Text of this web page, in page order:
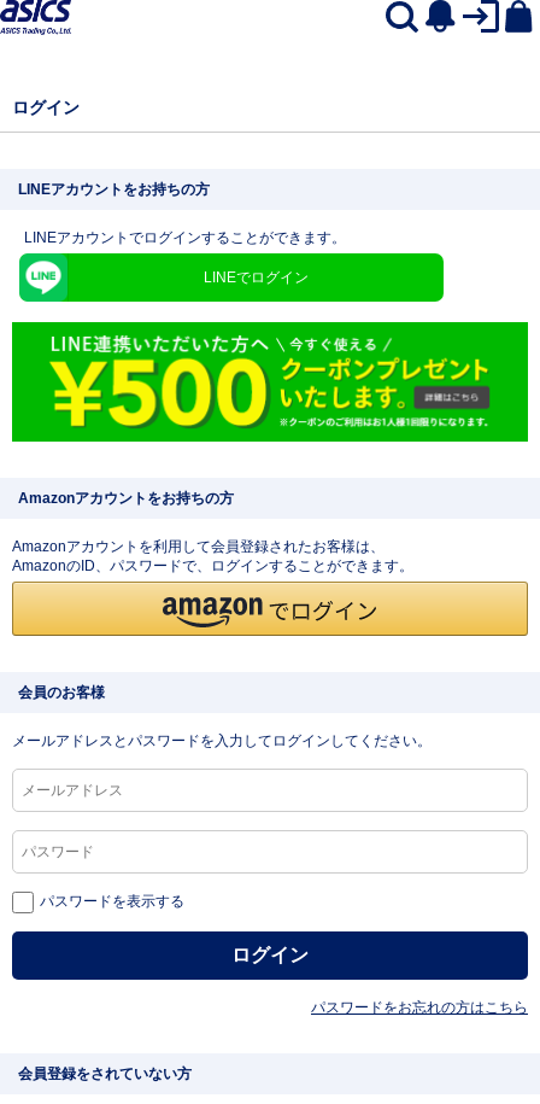
ログイン
LINEアカウントをお持ちの方
LINEアカウントでログインすることができます。
LINEでログイン
Amazonアカウントをお持ちの方
Amazonアカウントを利用して会員登録されたお客様は、
AmazonのID、パスワードで、ログインすることができます。
会員のお客様
メールアドレスとパスワードを入力してログインしてください。
パスワードを表示する
パスワードをお忘れの方はこちら
会員登録をされていない方